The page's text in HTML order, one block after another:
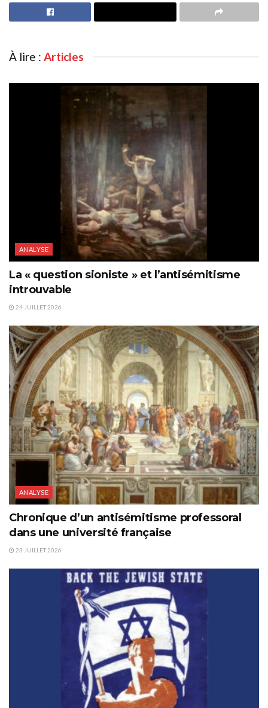
À lire : Articles
ANALYSE
La « question sioniste » et l’antisémitisme
introuvable
24 JUILLET 2026
ANALYSE
Chronique d’un antisémitisme professoral
dans une université française
23 JUILLET 2026